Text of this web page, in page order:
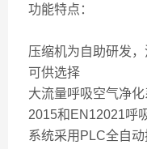
功能特点：
压缩机为自助研发
可供选择
大流量呼吸空气净
2015和EN12021呼
系统采用PLC全自